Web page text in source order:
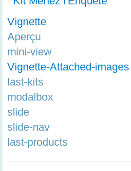
Vignette
Aperçu
mini-view
Vignette-Attached-images
last-kits
modalbox
slide
slide-nav
last-products